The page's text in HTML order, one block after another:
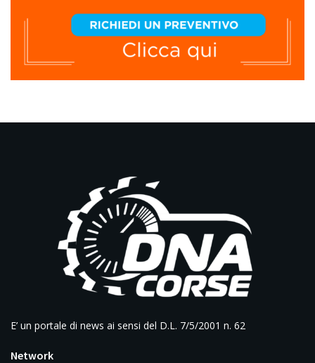
E’ un portale di news ai sensi del D.L. 7/5/2001 n. 62
Network